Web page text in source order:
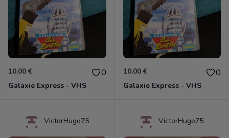
10.00 € 0
Galaxie Express - VHS
10.00 € 0
Galaxie Express - VHS
VictorHugo75 VictorHugo75